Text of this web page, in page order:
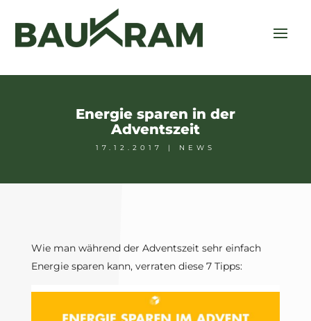
Energie sparen in der
Adventszeit
17.12.2017 | NEWS
Wie man während der Adventszeit sehr einfach
Energie sparen kann, verraten diese 7 Tipps: